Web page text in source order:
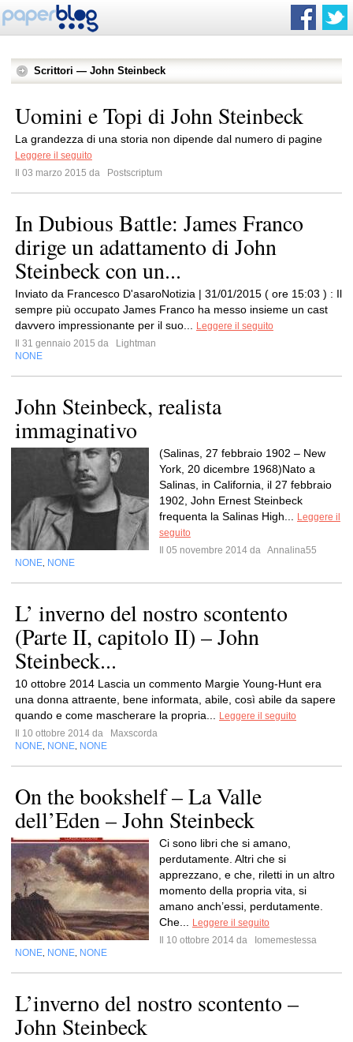
Scrittori — John Steinbeck
Uomini e Topi di John Steinbeck
La grandezza di una storia non dipende dal numero di pagine
Leggere il seguito
Il 03 marzo 2015 da
Postscriptum
In Dubious Battle: James Franco
dirige un adattamento di John
Steinbeck con un...
Inviato da Francesco D'asaroNotizia | 31/01/2015 ( ore 15:03 ) : Il
sempre più occupato James Franco ha messo insieme un cast
davvero impressionante per il suo...
Leggere il seguito
Il 31 gennaio 2015 da
Lightman
NONE
John Steinbeck, realista
immaginativo
(Salinas, 27 febbraio 1902 – New
York, 20 dicembre 1968)Nato a
Salinas, in California, il 27 febbraio
1902, John Ernest Steinbeck
frequenta la Salinas High...
Leggere il
seguito
Il 05 novembre 2014 da Annalina55
NONE NONE
L’ inverno del nostro scontento
(Parte II, capitolo II) – John
Steinbeck...
10 ottobre 2014 Lascia un commento Margie Young-Hunt era
una donna attraente, bene informata, abile, così abile da sapere
quando e come mascherare la propria...
Leggere il seguito
Il 10 ottobre 2014 da
Maxscorda
NONE NONE NONE
On the bookshelf – La Valle
dell’Eden – John Steinbeck
Ci sono libri che si amano,
perdutamente. Altri che si
apprezzano, e che, riletti in un altro
momento della propria vita, si
amano anch’essi, perdutamente.
Che...
Leggere il seguito
Il 10 ottobre 2014 da
Iomemestessa
NONE NONE NONE
L’inverno del nostro scontento –
John Steinbeck